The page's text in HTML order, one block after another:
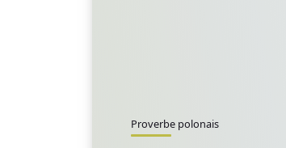
Proverbe polonais